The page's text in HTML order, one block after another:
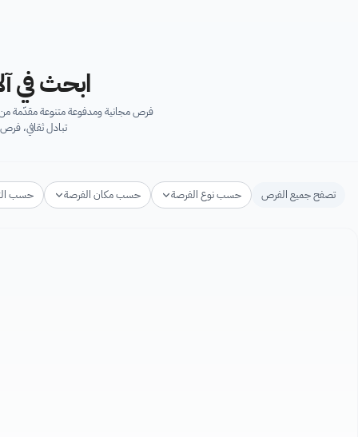
ابحث في
فرص مجانية ومدفوعة متنوعة مقدّمة من
تبادل ثقافي،
تصفح جميع الفرص حسب نوع الفرصة حسب مكان الفرصة حسب